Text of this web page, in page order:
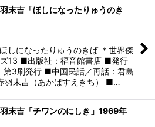
末吉「ほしになったりゅうのき
しになったりゅうのきば ＊世界傑
13 ■出版社：福音館書店 ■発行
3刷発行 ■中国民話／再話：君島
末吉（あかばすえきち） ■…
末吉「チワンのにしき」1969年